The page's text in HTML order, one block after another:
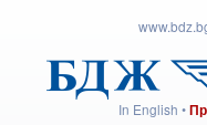
In English •